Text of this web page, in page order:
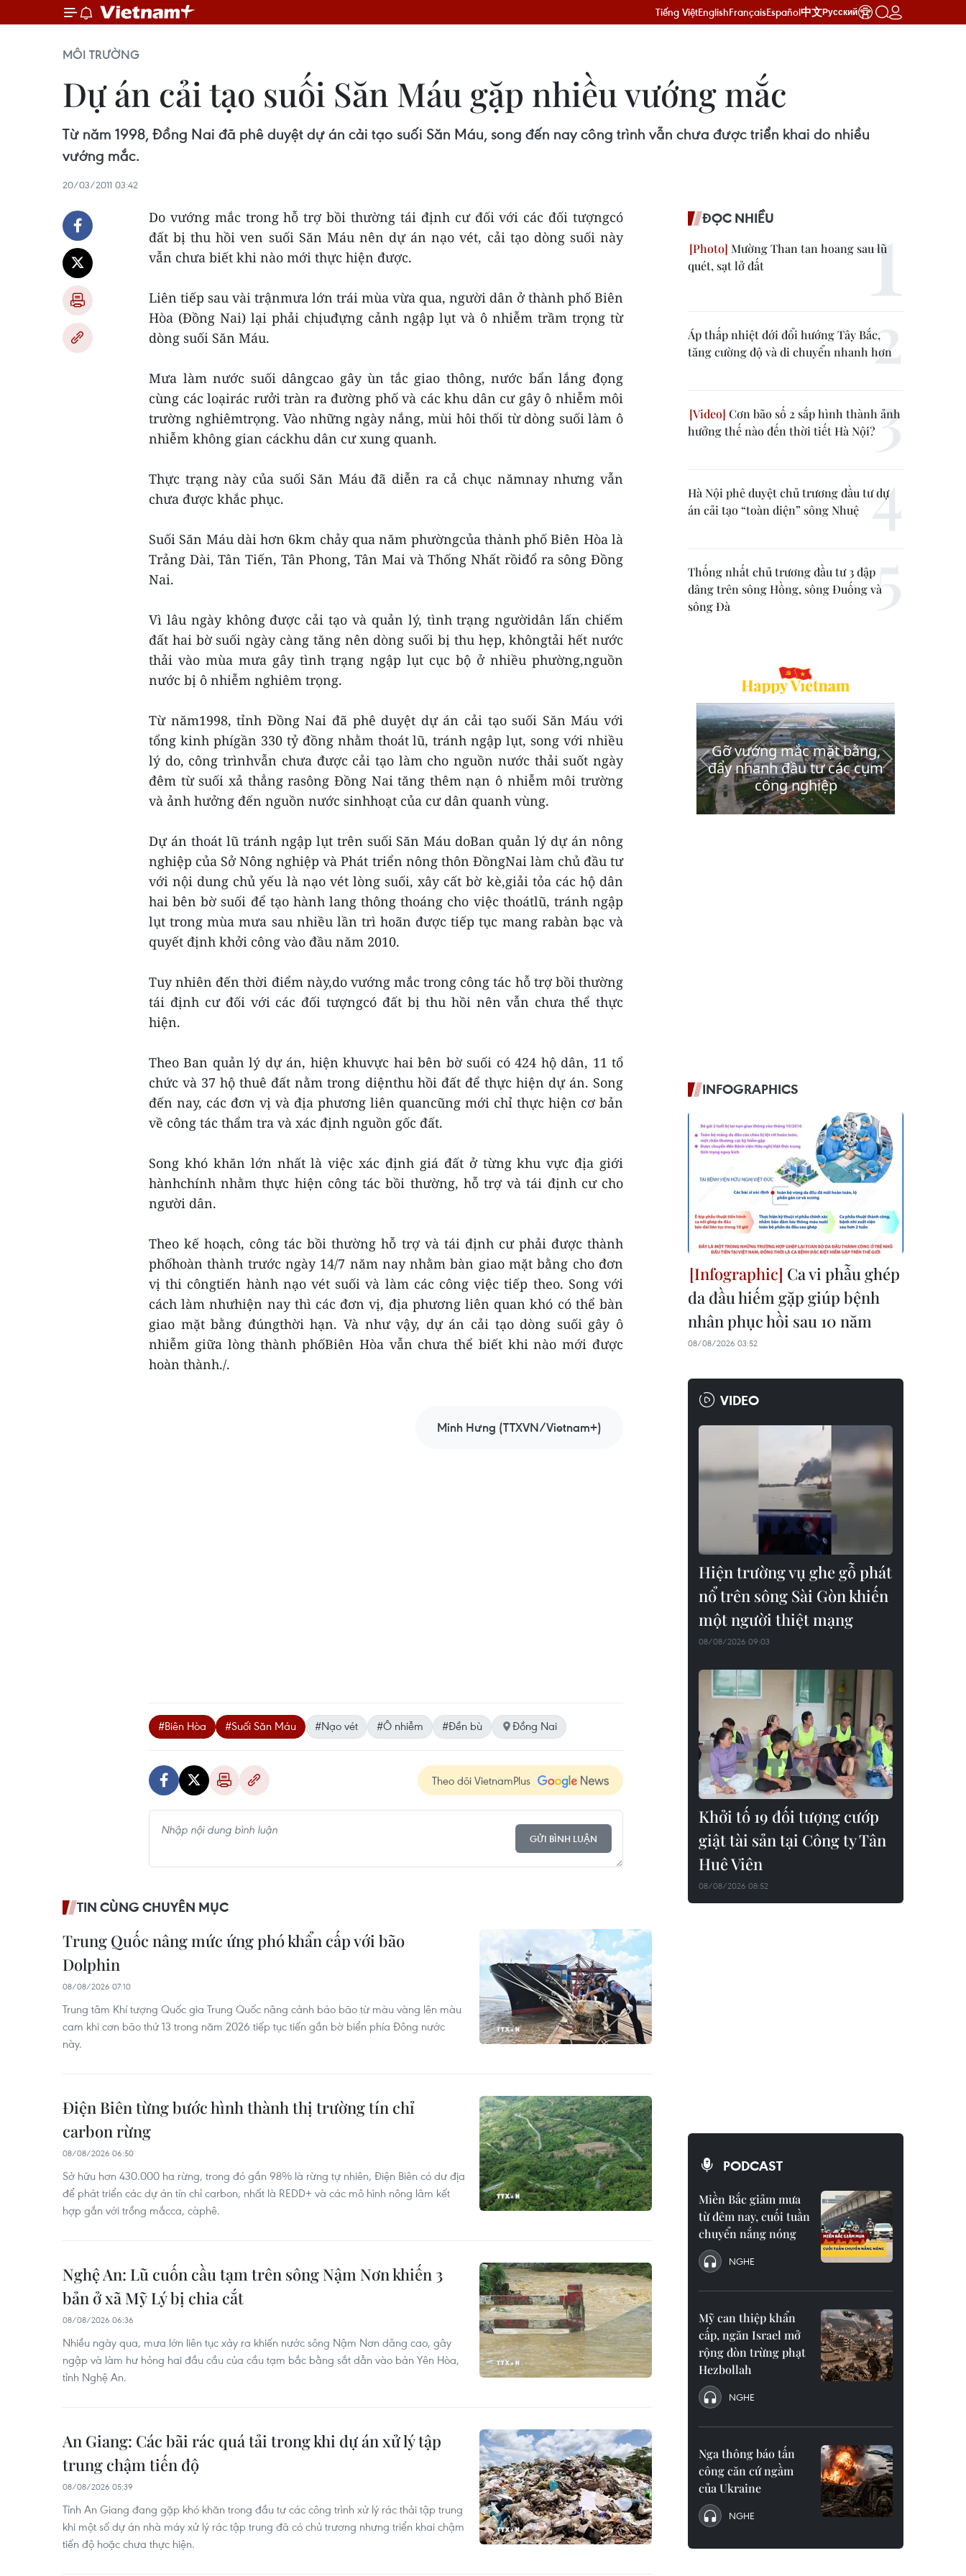
Tiếng ViệtEnglishFrançaisEspañol中文Русский
MÔI TRƯỜNG
Dự án cải tạo suối Săn Máu gặp nhiều vướng mắc
Từ năm 1998, Đồng Nai đã phê duyệt dự án cải tạo suối Săn Máu, song đến nay công trình vẫn chưa được triển khai do nhiều
vướng mắc.
20/03/2011 03:42
Do vướng mắc trong hỗ trợ bồi thường tái định cư đối với các đối tượngcó
đất bị thu hồi ven suối Săn Máu nên dự án nạo vét, cải tạo dòng suối này
vẫn chưa biết khi nào mới thực hiện được.
Liên tiếp sau vài trậnmưa lớn trái mùa vừa qua, người dân ở thành phố Biên
Hòa (Đồng Nai) lại phải chịuđựng cảnh ngập lụt và ô nhiễm trầm trọng từ
dòng suối Săn Máu.
Mưa làm nước suối dângcao gây ùn tắc giao thông, nước bẩn lắng đọng
cùng các loạirác rưởi tràn ra đường phố và các khu dân cư gây ô nhiễm môi
trường nghiêmtrọng. Vào những ngày nắng, mùi hôi thối từ dòng suối làm ô
nhiễm không gian cáckhu dân cư xung quanh.
Thực trạng này của suối Săn Máu đã diễn ra cả chục nămnay nhưng vẫn
chưa được khắc phục.
Suối Săn Máu dài hơn 6km chảy qua năm phườngcủa thành phố Biên Hòa là
Trảng Dài, Tân Tiến, Tân Phong, Tân Mai và Thống Nhất rồiđổ ra sông Đồng
Nai.
Vì lâu ngày không được cải tạo và quản lý, tình trạng ngườidân lấn chiếm
đất hai bờ suối ngày càng tăng nên dòng suối bị thu hẹp, khôngtải hết nước
thải vào mùa mưa gây tình trạng ngập lụt cục bộ ở nhiều phường,nguồn
nước bị ô nhiễm nghiêm trọng.
Từ năm1998, tỉnh Đồng Nai đã phê duyệt dự án cải tạo suối Săn Máu với
tổng kinh phígần 330 tỷ đồng nhằm thoát lũ, tránh ngập lụt, song với nhiều
lý do, công trìnhvẫn chưa được cải tạo làm cho nguồn nước thải suốt ngày
đêm từ suối xả thẳng rasông Đồng Nai tăng thêm nạn ô nhiễm môi trường
và ảnh hưởng đến nguồn nước sinhhoạt của cư dân quanh vùng.
Dự án thoát lũ tránh ngập lụt trên suối Săn Máu doBan quản lý dự án nông
nghiệp của Sở Nông nghiệp và Phát triển nông thôn ĐồngNai làm chủ đầu tư
với nội dung chủ yếu là nạo vét lòng suối, xây cất bờ kè,giải tỏa các hộ dân
hai bên bờ suối để tạo hành lang thông thoáng cho việc thoátlũ, tránh ngập
lụt trong mùa mưa sau nhiều lần trì hoãn được tiếp tục mang rabàn bạc và
quyết định khởi công vào đầu năm 2010.
Tuy nhiên đến thời điểm này,do vướng mắc trong công tác hỗ trợ bồi thường
tái định cư đối với các đối tượngcó đất bị thu hồi nên vẫn chưa thể thực
hiện.
Theo Ban quản lý dự án, hiện khuvực hai bên bờ suối có 424 hộ dân, 11 tổ
chức và 37 hộ thuê đất nằm trong diệnthu hồi đất để thực hiện dự án. Song
đến nay, các đơn vị và địa phương liên quancũng mới chỉ thực hiện cơ bản
về công tác thẩm tra và xác định nguồn gốc đất.
Song khó khăn lớn nhất là việc xác định giá đất ở từng khu vực địa giới
hànhchính nhằm thực hiện công tác bồi thường, hỗ trợ và tái định cư cho
người dân.
Theo kế hoạch, công tác bồi thường hỗ trợ và tái định cư phải được thành
phốhoàn thành trước ngày 14/7 năm nay nhằm bàn giao mặt bằng cho đơn
vị thi côngtiến hành nạo vét suối và làm các công việc tiếp theo. Song với
cách làm nhưhiện nay thì các đơn vị, địa phương liên quan khó có thể bàn
giao mặt bằng đúngthời hạn. Và như vậy, dự án cải tạo dòng suối gây ô
nhiễm giữa lòng thành phốBiên Hòa vẫn chưa thể biết khi nào mới được
hoàn thành./.
Minh Hưng (TTXVN/Vietnam+)
#Biên Hòa #Suối Săn Máu #Nạo vét #Ô nhiễm #Đền bù Đồng Nai
Theo dõi VietnamPlus
GỬI BÌNH LUẬN
TIN CÙNG CHUYÊN MỤC
Trung Quốc nâng mức ứng phó khẩn cấp với bão
Dolphin
08/08/2026 07:10
Trung tâm Khí tượng Quốc gia Trung Quốc nâng cảnh báo bão từ màu vàng lên màu
cam khi cơn bão thứ 13 trong năm 2026 tiếp tục tiến gần bờ biển phía Đông nước
này.
Điện Biên từng bước hình thành thị trường tín chỉ
carbon rừng
08/08/2026 06:50
Sở hữu hơn 430.000 ha rừng, trong đó gần 98% là rừng tự nhiên, Điện Biên có dư địa
để phát triển các dự án tín chỉ carbon, nhất là REDD+ và các mô hình nông lâm kết
hợp gắn với trồng mắcca, càphê.
Nghệ An: Lũ cuốn cầu tạm trên sông Nậm Nơn khiến 3
bản ở xã Mỹ Lý bị chia cắt
08/08/2026 06:36
Nhiều ngày qua, mưa lớn liên tục xảy ra khiến nước sông Nậm Nơn dâng cao, gây
ngập và làm hư hỏng hai đầu cầu của cầu tạm bắc bằng sắt dẫn vào bản Yên Hòa,
tỉnh Nghệ An.
An Giang: Các bãi rác quá tải trong khi dự án xử lý tập
trung chậm tiến độ
08/08/2026 05:39
Tỉnh An Giang đang gặp khó khăn trong đầu tư các công trình xử lý rác thải tập trung
khi một số dự án nhà máy xử lý rác tập trung đã có chủ trương nhưng triển khai chậm
tiến độ hoặc chưa thực hiện.
ĐỌC NHIỀU
Mường Than tan hoang sau lũ
quét, sạt lở đất
Áp thấp nhiệt đới đổi hướng Tây Bắc,
tăng cường độ và di chuyển nhanh hơn
Cơn bão số 2 sắp hình thành ảnh
hưởng thế nào đến thời tiết Hà Nội?
Hà Nội phê duyệt chủ trương đầu tư dự
án cải tạo “toàn diện” sông Nhuệ
Thống nhất chủ trương đầu tư 3 đập
dâng trên sông Hồng, sông Đuống và
sông Đà
INFOGRAPHICS
Ca vi phẫu ghép
da đầu hiếm gặp giúp bệnh
nhân phục hồi sau 10 năm
08/08/2026 03:52
VIDEO
Hiện trường vụ ghe gỗ phát
nổ trên sông Sài Gòn khiến
một người thiệt mạng
08/08/2026 09:03
Khởi tố 19 đối tượng cướp
giật tài sản tại Công ty Tân
Huê Viên
08/08/2026 08:52
PODCAST
Miền Bắc giảm mưa
từ đêm nay, cuối tuần
chuyển nắng nóng
NGHE
Mỹ can thiệp khẩn
cấp, ngăn Israel mở
rộng đòn trừng phạt
Hezbollah
NGHE
Nga thông báo tấn
công căn cứ ngầm
của Ukraine
NGHE